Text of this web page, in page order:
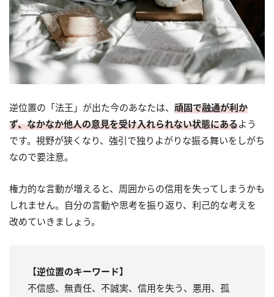
逆位置の「法王」が出た今のあなたは、 頑固で融通が利か
ず、なかなか他人の意見を受け入れられない状態にあるよう
です。視野が狭くなり、強引で独りよがりな振る舞いをしがち
なので要注意。
権力的な言動が増えると、周囲からの信用を失ってしまうかも
しれません。自分の言動や思考を振り返り、利己的な考えを
改めていきましょう。
【逆位置のキーワード】
不信感、無責任、不誠実、信用を失う、悪用、孤